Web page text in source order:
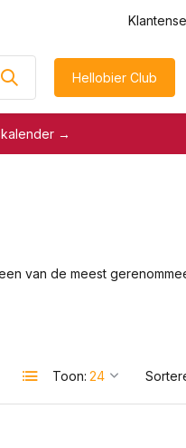
Hellobier Club
korting
→
van de meest
Toon: